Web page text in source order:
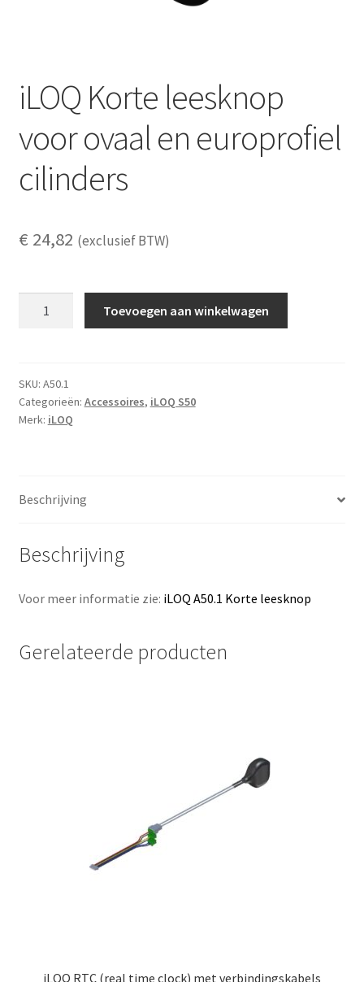
iLOQ Korte leesknop
voor ovaal en europrofiel
cilinders
€ 24,82 (exclusief BTW)
ovaal
en
europrofiel
Toevoegen aan winkelwagen
SKU: A50.1
Categorieën: Accessoires, iLOQ S50
Merk: iLOQ
Beschrijving
Beschrijving
Voor meer informatie zie: iLOQ A50.1 Korte leesknop
Gerelateerde producten
iLOQ RTC (real time clock) met verbindingskabels